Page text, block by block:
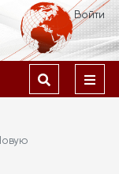
Войти